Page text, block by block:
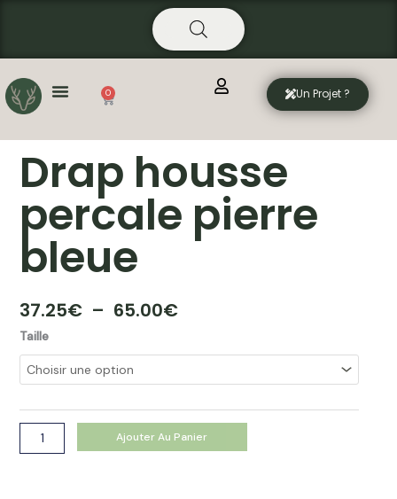
0
Panier Un Projet ?
Drap housse
percale pierre
bleue
37.25€ – 65.00€Plage
Prix :
À
65.00€
Taille
quantité
de
Drap
percale
pierre
bleue
Ajouter Au Panier